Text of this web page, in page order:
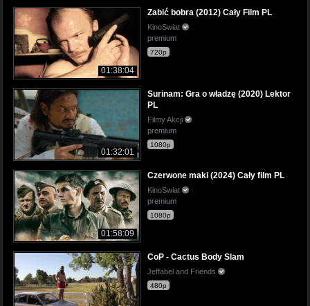
01:38:04
Zabić bobra (2012) Cały Film PL
KinoSwiat
premium
720p
01:32:01
Surinam: Gra o władzę (2020) Lektor
PL
Filmy Akcji
premium
1080p
01:58:09
Czerwone maki (2024) Cały film PL
KinoSwiat
premium
1080p
CoP - Cactus Body Slam
Jeffabel and Friends
480p